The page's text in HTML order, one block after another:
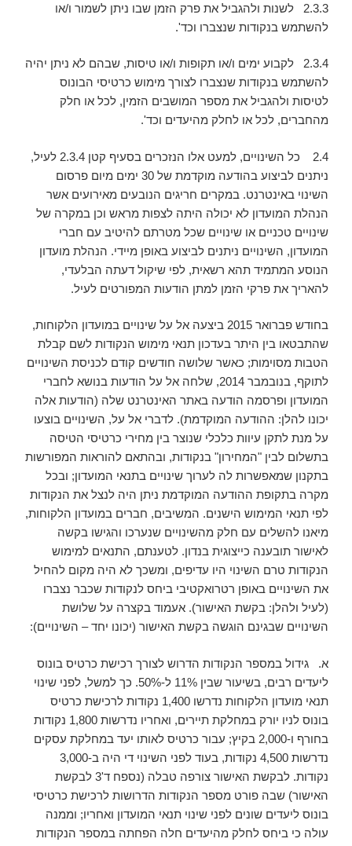
2.3.3 לשנות ולהגביל את פרק הזמן שבו ניתן לשמור ו/או
להשתמש בנקודות שנצברו וכד'.
2.3.4 לקבוע ימים ו/או תקופות ו/או טיסות, שבהם לא ניתן יהיה
להשתמש בנקודות שנצברו לצורך מימוש כרטיסי הבונוס
לטיסות ולהגביל את מספר המושבים הזמין, לכל או חלק
מהחברים, לכל או לחלק מהיעדים וכד'.
2.4 כל השינויים, למעט אלו הנזכרים בסעיף קטן 2.3.4 לעיל,
ניתנים לביצוע בהודעה מוקדמת של 30 ימים מיום פרסום
השינוי באינטרנט. במקרים חריגים הנובעים מאירועים אשר
הנהלת המועדון לא יכולה היתה לצפות מראש וכן במקרה של
שינויים טכניים או שינויים שכל מטרתם להיטיב עם חברי
המועדון, השינויים ניתנים לביצוע באופן מיידי. הנהלת מועדון
הנוסע המתמיד תהא רשאית, לפי שיקול דעתה הבלעדי,
להאריך את פרקי הזמן למתן הודעות המפורטים לעיל.
בחודש פברואר 2015 ביצעה אל על שינויים במועדון הלקוחות,
שהתבטאו בין היתר בעדכון תנאי מימוש הנקודות לשם קבלת
הטבות מסוימות; כאשר שלושה חודשים קודם לכניסת השינויים
לתוקף, בנובמבר 2014, שלחה אל על הודעות בנושא לחברי
המועדון ופרסמה הודעה באתר האינטרנט שלה (הודעות אלה
יכונו להלן: ההודעה המוקדמת). לדברי אל על, השינויים בוצעו
על מנת לתקן עיוות כלכלי שנוצר בין מחירי כרטיסי הטיסה
בתשלום לבין "המחירון" בנקודות, ובהתאם להוראות המפורשות
בתקנון שמאפשרות לה לערוך שינויים בתנאי המועדון; ובכל
מקרה בתקופת ההודעה המוקדמת ניתן היה לנצל את הנקודות
לפי תנאי המימוש הישנים. המשיבים, חברים במועדון הלקוחות,
מיאנו להשלים עם חלק מהשינויים שנערכו והגישו בקשה
לאישור תובענה כייצוגית בנדון. לטענתם, התנאים למימוש
הנקודות טרם השינוי היו עדיפים, ומשכך לא היה מקום להחיל
את השינויים באופן רטרואקטיבי ביחס לנקודות שכבר נצברו
(לעיל ולהלן: בקשת האישור). אעמוד בקצרה על שלושת
השינויים שבגינם הוגשה בקשת האישור (יכונו יחד – השינויים):
א. גידול במספר הנקודות הדרוש לצורך רכישת כרטיס בונוס
ליעדים רבים, בשיעור שבין 11% ל-50%. כך למשל, לפני שינוי
תנאי מועדון הלקוחות נדרשו 1,400 נקודות לרכישת כרטיס
בונוס לניו יורק במחלקת תיירים, ואחריו נדרשות 1,800 נקודות
בחורף ו-2,000 בקיץ; עבור כרטיס לאותו יעד במחלקת עסקים
נדרשות 4,500 נקודות, בעוד לפני השינוי די היה ב-3,000
נקודות. לבקשת האישור צורפה טבלה (נספח ד'3 לבקשת
האישור) שבה פורט מספר הנקודות הדרושות לרכישת כרטיסי
בונוס ליעדים שונים לפני שינוי תנאי המועדון ואחריו; וממנה
עולה כי ביחס לחלק מהיעדים חלה הפחתה במספר הנקודות